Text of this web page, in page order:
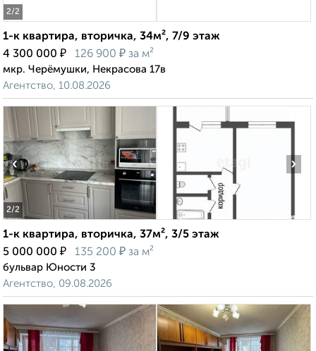
2/2
1-к квартира, вторичка, 34м², 7/9 этаж
4 300 000 ₽ 126 900 ₽ за м²
мкр. Черёмушки, Некрасова 17в
Агентство, 10.08.2026
2/2
‹ ›
1-к квартира, вторичка, 37м², 3/5 этаж
5 000 000 ₽ 135 200 ₽ за м²
бульвар Юности 3
Агентство, 09.08.2026